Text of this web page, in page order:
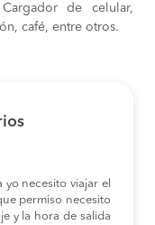
de celular,
café, entre otros.
yo necesito viajar el
permiso necesito
y la hora de salida